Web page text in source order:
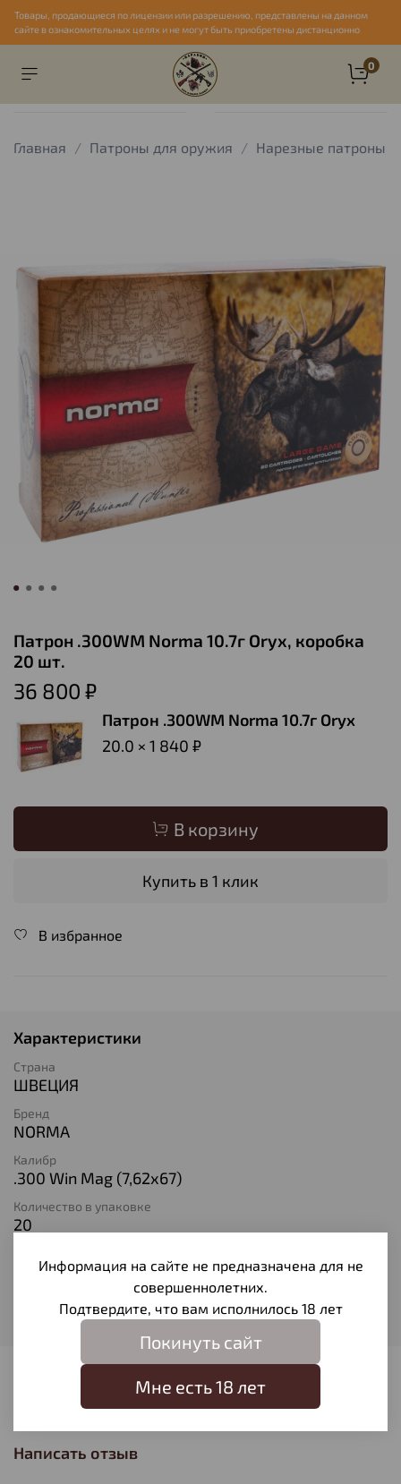
Товары, продающиеся по лицензии или разрешению, представлены на данном
сайте в ознакомительных целях и не могут быть приобретены дистанционно
0
Главная Патроны для оружия Нарезные патроны
Патрон .300WM Norma 10.7г Oryx, коробка
20 шт.
36 800 ₽
Патрон .300WM Norma 10.7г Oryx
20.0 × 1 840 ₽
В корзину
Купить в 1 клик
В избранное
Характеристики
Страна
ШВЕЦИЯ
Бренд
NORMA
Калибр
.300 Win Mag (7,62х67)
Количество в упаковке
20
Полуоболочечная
Написать отзыв
Информация на сайте не предназначена для не
совершеннолетних.
Подтвердите, что вам исполнилось 18 лет
Покинуть сайт
Мне есть 18 лет